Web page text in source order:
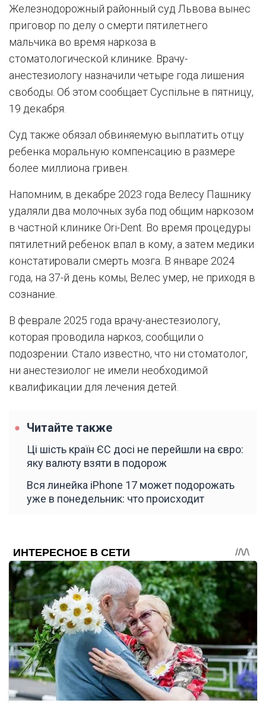
Железнодорожный районный суд Львова вынес
приговор по делу о смерти пятилетнего
мальчика во время наркоза в
стоматологической клинике. Врачу-
анестезиологу назначили четыре года лишения
свободы. Об этом сообщает Суспільне в пятницу,
19 декабря.
Суд также обязал обвиняемую выплатить отцу
ребенка моральную компенсацию в размере
более миллиона гривен.
Напомним, в декабре 2023 года Велесу Пашнику
удаляли два молочных зуба под общим наркозом
в частной клинике Ori-Dent. Во время процедуры
пятилетний ребенок впал в кому, а затем медики
констатировали смерть мозга. В январе 2024
года, на 37-й день комы, Велес умер, не приходя в
сознание.
В феврале 2025 года врачу-анестезиологу,
которая проводила наркоз, сообщили о
подозрении. Стало известно, что ни стоматолог,
ни анестезиолог не имели необходимой
квалификации для лечения детей.
Читайте также
Ці шість країн ЄС досі не перейшли на євро:
яку валюту взяти в подорож
Вся линейка iPhone 17 может подорожать
уже в понедельник: что происходит